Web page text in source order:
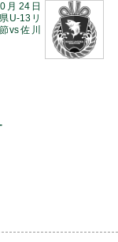
月24日
U-13リ
vs佐川